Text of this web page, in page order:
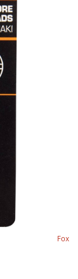
Fox